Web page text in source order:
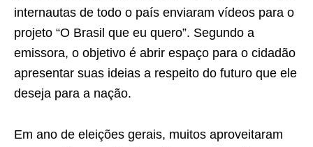
internautas de todo o país enviaram vídeos para o
projeto “O Brasil que eu quero”. Segundo a
emissora, o objetivo é abrir espaço para o cidadão
apresentar suas ideias a respeito do futuro que ele
deseja para a nação.
Em ano de eleições gerais, muitos aproveitaram